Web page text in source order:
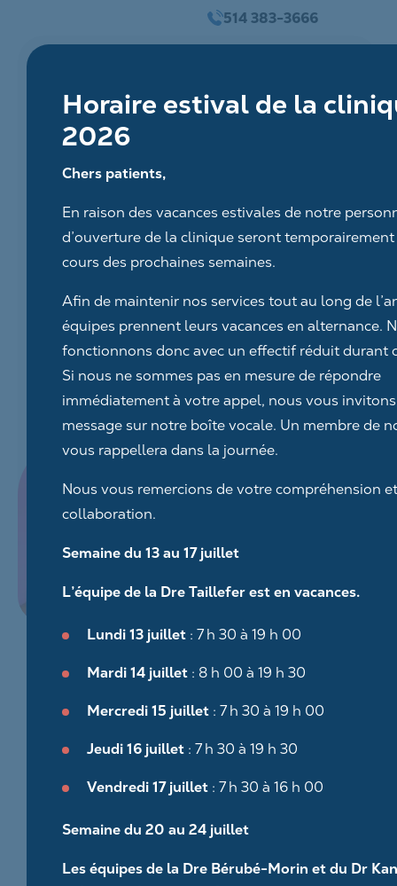
contenu
514 383-3666
Horaire estival de la
2026
Chers patients,
En raison des vacances estivales de notre
d’ouverture de la clinique seront
cours des prochaines semaines.
Afin de maintenir nos services tout au long de
équipes prennent leurs vacances en alternance.
fonctionnons donc avec un effectif réduit durant
Si nous ne sommes pas en mesure de répondre
immédiatement à votre appel, nous vous
message sur notre boîte vocale. Un membre de
vous rappellera dans la journée.
Nous vous remercions de votre compréhension
collaboration.
Semaine du 13 au 17 juillet
L’équipe de la Dre Taillefer est en vacances.
Lundi 13 juillet: 7 h 30 à 19 h 00
Mardi 14 juillet: 8 h 00 à 19 h 30
Mercredi 15 juillet: 7 h 30 à 19 h 00
Jeudi 16 juillet: 7 h 30 à 19 h 30
Vendredi 17 juillet: 7 h 30 à 16 h 00
Semaine du 20 au 24 juillet
Les équipes de la Dre Bérubé-Morin et du Dr